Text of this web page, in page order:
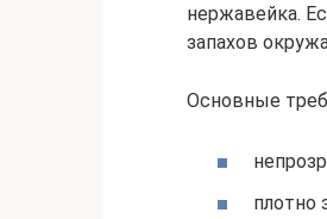
нержавейка.
запахов
Основные
плотно